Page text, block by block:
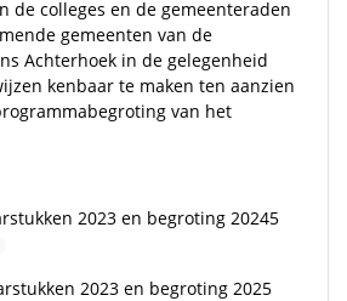
de colleges en de gemeenteraden
gemeenten van de
Achterhoek in de gelegenheid
kenbaar te maken ten aanzien
van het
2023 en begroting 20245
2023 en begroting 2025